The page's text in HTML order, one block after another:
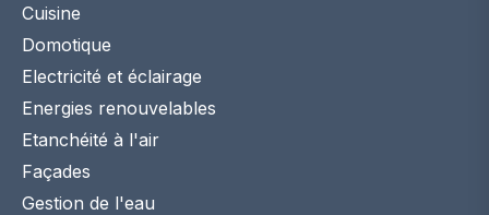
Cuisine
Domotique
Electricité et éclairage
Energies renouvelables
Etanchéité à l'air
Façades
Gestion de l'eau